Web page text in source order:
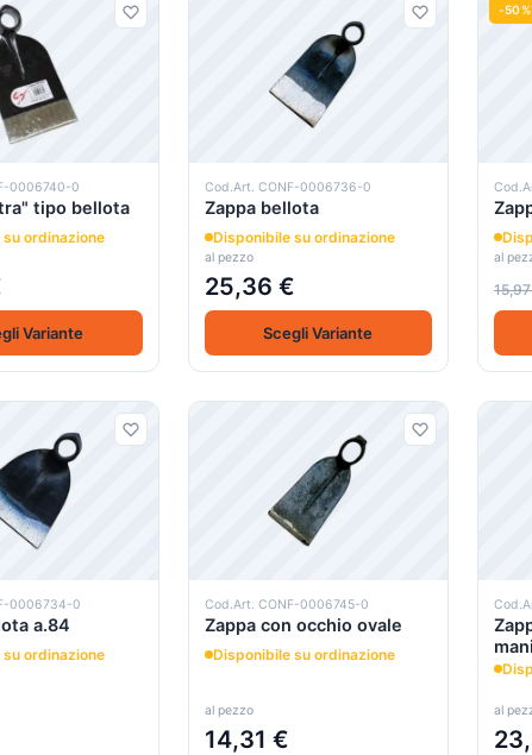
0006740-0
tipo bellota
ordinazione
Variante
Cod.Art. CONF-0006736-0
Zappa bellota
Disponibile su ordinazione
al pezzo
25,36 €
Scegli Variante
-50%
al
0006734-0
a.84
ordinazione
Cod.Art. CONF-0006745-0
Zappa con occhio ovale
Disponibile su ordinazione
al pezzo
14,31 €
al